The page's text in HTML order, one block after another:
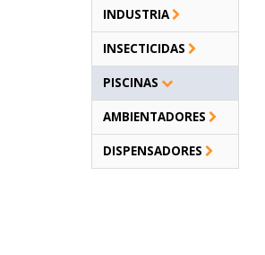
INDUSTRIA
INSECTICIDAS
PISCINAS
AMBIENTADORES
DISPENSADORES